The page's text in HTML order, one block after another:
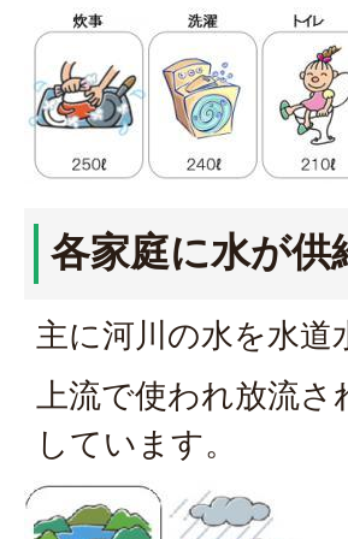
各家庭に水が供
主に河川の水を水
上流で使われ放流
しています。